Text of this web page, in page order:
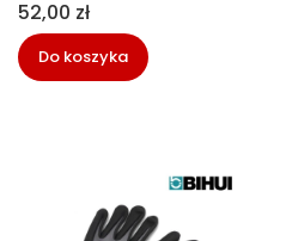
Cena
52,00 zł
Do koszyka